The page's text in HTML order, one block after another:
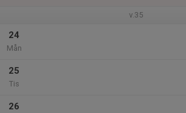
v.35
24
Mån
25
Tis
26